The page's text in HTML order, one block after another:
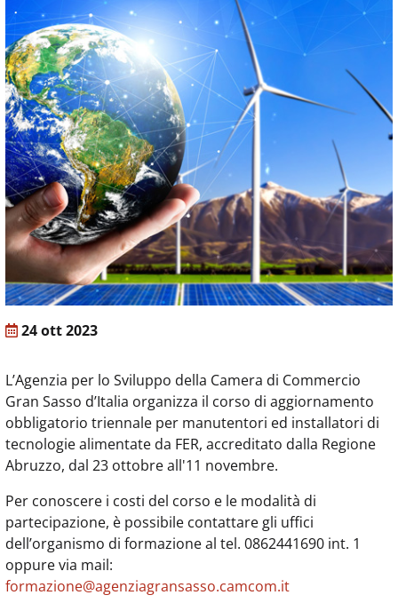
24 ott 2023
L’Agenzia per lo Sviluppo della Camera di Commercio
Gran Sasso d’Italia organizza il corso di aggiornamento
obbligatorio triennale per manutentori ed installatori di
tecnologie alimentate da FER, accreditato dalla Regione
Abruzzo, dal 23 ottobre all'11 novembre.
Per conoscere i costi del corso e le modalità di
partecipazione, è possibile contattare gli uffici
dell’organismo di formazione al tel. 0862441690 int. 1
oppure via mail:
formazione@agenziagransasso.camcom.it